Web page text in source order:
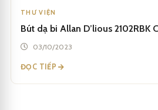
THƯ VIỆN
Bút dạ bi Allan D’lious 2102RBK
03/10/2023
ĐỌC TIẾP